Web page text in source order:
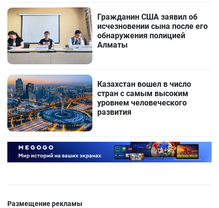
Гражданин США заявил об
исчезновении сына после его
обнаружения полицией
Алматы
Казахстан вошел в число
стран с самым высоким
уровнем человеческого
развития
Размещение рекламы